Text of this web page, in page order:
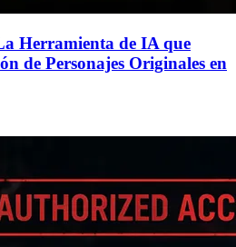
Herramienta de IA que
de Personajes Originales en